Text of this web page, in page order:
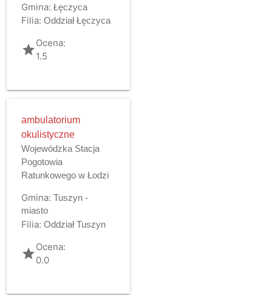
Gmina: Łęczyca
Filia: Oddział Łęczyca
gradeOcena:
1.5
ambulatorium
okulistyczne
Wojewódzka Stacja
Pogotowia
Ratunkowego w Łodzi
Gmina: Tuszyn -
miasto
Filia: Oddział Tuszyn
gradeOcena:
0.0